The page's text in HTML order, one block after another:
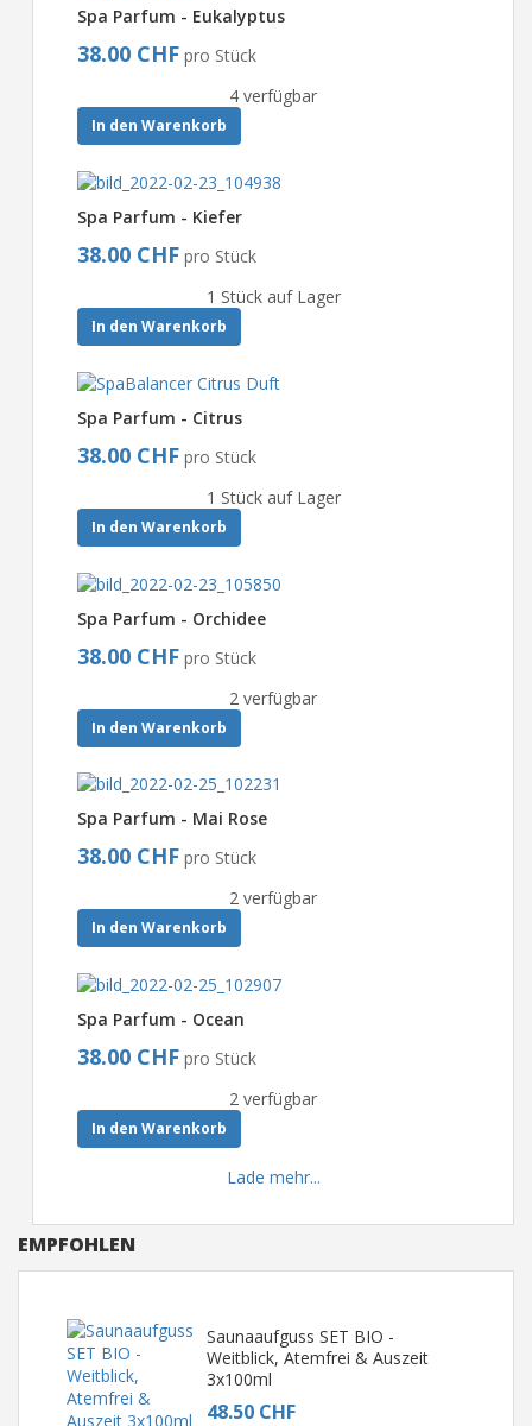
EMPFOHLEN
Saunaaufguss SET BIO -
Weitblick, Atemfrei & Auszeit
3x100ml
48.50 CHF
Spa Parfum - Eukalyptus
38.00 CHF pro Stück
4 verfügbar
In den Warenkorb
Spa Parfum - Kiefer
38.00 CHF pro Stück
1 Stück auf Lager
In den Warenkorb
Spa Parfum - Citrus
38.00 CHF pro Stück
1 Stück auf Lager
In den Warenkorb
Spa Parfum - Orchidee
38.00 CHF pro Stück
2 verfügbar
In den Warenkorb
Spa Parfum - Mai Rose
38.00 CHF pro Stück
2 verfügbar
In den Warenkorb
Spa Parfum - Ocean
38.00 CHF pro Stück
2 verfügbar
In den Warenkorb
Lade mehr...